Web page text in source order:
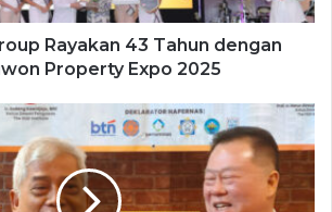
Rayakan 43 Tahun dengan
Property Expo 2025